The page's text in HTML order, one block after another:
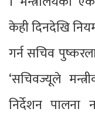
केही दिनदेखि
गर्न सचिव
‘सचिवज्यूले
निर्देशन पालना